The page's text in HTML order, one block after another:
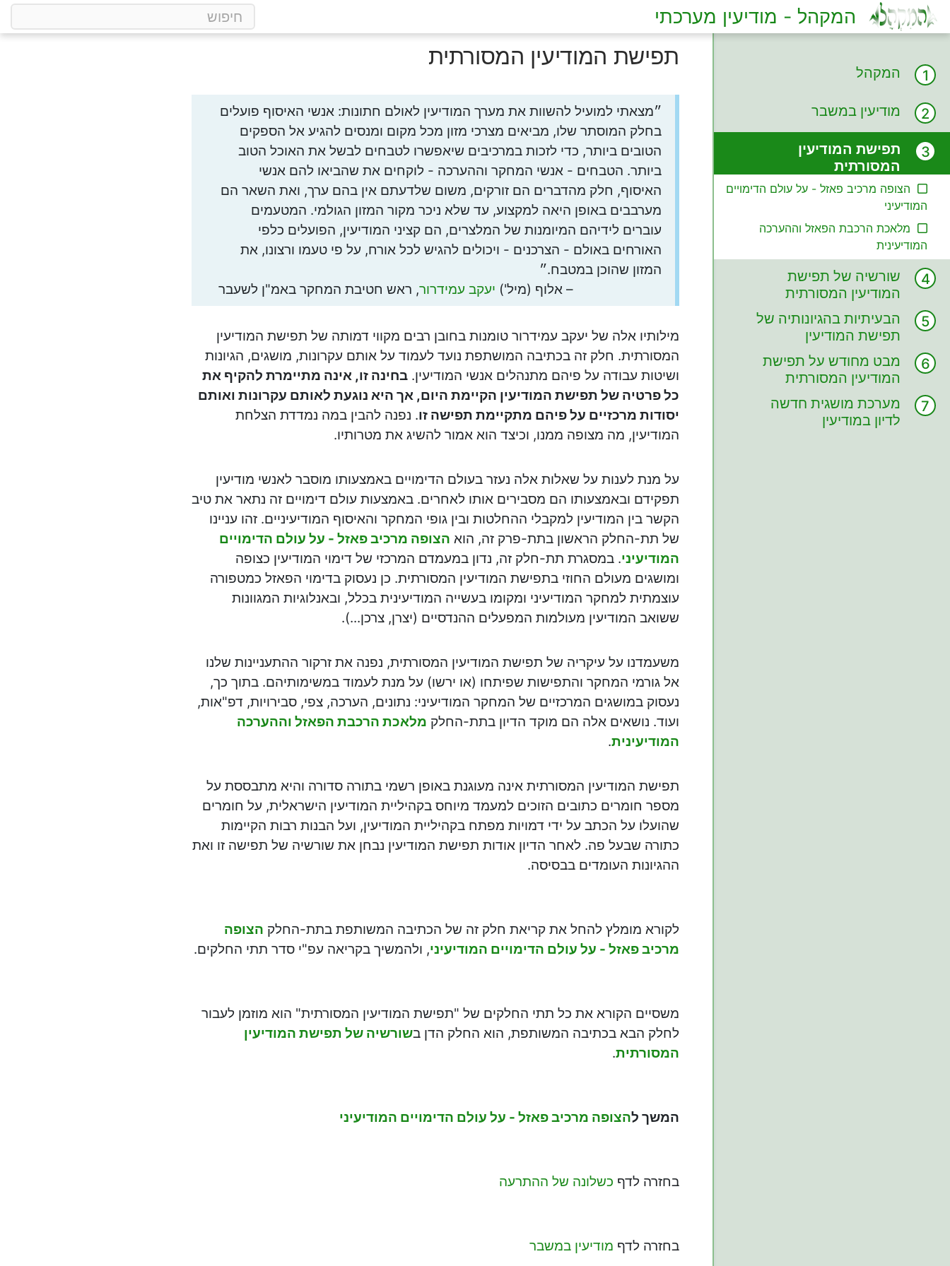
המקהל - מודיעין מערכתי
המקהל
מודיעין במשבר
תפישת המודיעין
המסורתית
הצופה מרכיב פאזל - על עולם הדימויים
המודיעיני
מלאכת הרכבת הפאזל וההערכה
המודיעינית
שורשיה של תפישת
המודיעין המסורתית
הבעיתיות בהגיונותיה של
תפישת המודיעין
המסורתיתמבט מחודש על תפישת
המודיעין המסורתית
מערכת מושגית חדשה
לדיון במודיעין
תפישת המודיעין המסורתית
״מצאתי למועיל להשוות את מערך המודיעין לאולם חתונות: אנשי האיסוף פועלים
בחלק המוסתר שלו, מביאים מצרכי מזון מכל מקום ומנסים להגיע אל הספקים
הטובים ביותר, כדי לזכות במרכיבים שיאפשרו לטבחים לבשל את האוכל הטוב
ביותר. הטבחים - אנשי המחקר וההערכה - לוקחים את שהביאו להם אנשי
האיסוף, חלק מהדברים הם זורקים, משום שלדעתם אין בהם ערך, ואת השאר הם
מערבבים באופן היאה למקצוע, עד שלא ניכר מקור המזון הגולמי. המטעמים
עוברים לידיהם המיומנות של המלצרים, הם קציני המודיעין, הפועלים כלפי
האורחים באולם - הצרכנים - ויכולים להגיש לכל אורח, על פי טעמו ורצונו, את
המזון שהוכן במטבח.״
אלוף (מיל') יעקב עמידרור, ראש חטיבת המחקר באמ"ן לשעבר
מילותיו אלה של יעקב עמידרור טומנות בחובן רבים מקווי דמותה של תפישת המודיעין
המסורתית. חלק זה בכתיבה המושתפת נועד לעמוד על אותם עקרונות, מושגים, הגיונות
ושיטות עבודה על פיהם מתנהלים אנשי המודיעין. בחינה זו, אינה מתיימרת להקיף את
כל פרטיה של תפישת המודיעין הקיימת היום, אך היא נוגעת לאותם עקרונות ואותם
יסודות מרכזיים על פיהם מתקיימת תפישה זו. נפנה להבין במה נמדדת הצלחת
המודיעין, מה מצופה ממנו, וכיצד הוא אמור להשיג את מטרותיו.
על מנת לענות על שאלות אלה נעזר בעולם הדימויים באמצעותו מוסבר לאנשי מודיעין
תפקידם ובאמצעותו הם מסבירים אותו לאחרים. באמצעות עולם דימויים זה נתאר את טיב
הקשר בין המודיעין למקבלי ההחלטות ובין גופי המחקר והאיסוף המודיעיניים. זהו עניינו
של תת-החלק הראשון בתת-פרק זה, הוא הצופה מרכיב פאזל - על עולם הדימויים
המודיעיני. במסגרת תת-חלק זה, נדון במעמדם המרכזי של דימוי המודיעין כצופה
ומושגים מעולם החוזי בתפישת המודיעין המסורתית. כן נעסוק בדימוי הפאזל כמטפורה
עוצמתית למחקר המודיעיני ומקומו בעשייה המודיעינית בכלל, ובאנלוגיות המגוונות
ששואב המודיעין מעולמות המפעלים ההנדסיים (יצרן, צרכן...).
משעמדנו על עיקריה של תפישת המודיעין המסורתית, נפנה את זרקור ההתעניינות שלנו
אל גורמי המחקר והתפישות שפיתחו (או ירשו) על מנת לעמוד במשימותיהם. בתוך כך,
נעסוק במושגים המרכזיים של המחקר המודיעיני: נתונים, הערכה, צפי, סבירויות, דפ"אות,
ועוד. נושאים אלה הם מוקד הדיון בתת-החלק מלאכת הרכבת הפאזל וההערכה
המודיעינית.
תפישת המודיעין המסורתית אינה מעוגנת באופן רשמי בתורה סדורה והיא מתבססת על
מספר חומרים כתובים הזוכים למעמד מיוחס בקהיליית המודיעין הישראלית, על חומרים
שהועלו על הכתב על ידי דמויות מפתח בקהיליית המודיעין, ועל הבנות רבות הקיימות
כתורה שבעל פה. לאחר הדיון אודות תפישת המודיעין נבחן את שורשיה של תפישה זו ואת
ההגיונות העומדים בבסיסה.
לקורא מומלץ להחל את קריאת חלק זה של הכתיבה המשותפת בתת-החלק הצופה
מרכיב פאזל - על עולם הדימויים המודיעיני, ולהמשיך בקריאה עפ"י סדר תתי החלקים.
משסיים הקורא את כל תתי החלקים של "תפישת המודיעין המסורתית" הוא מוזמן לעבור
לחלק הבא בכתיבה המשותפת, הוא החלק הדן בשורשיה של תפישת המודיעין
המסורתית.
המשך להצופה מרכיב פאזל - על עולם הדימויים המודיעיני
בחזרה לדף כשלונה של ההתרעה
בחזרה לדף מודיעין במשבר